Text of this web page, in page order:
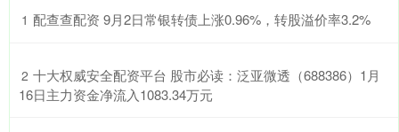
1 ​配查查配资 9月2日常银转债上涨0.96%，转股溢价率3.2%
2 ​十大权威安全配资平台 股市必读：泛亚微透（688386）1月
16日主力资金净流入1083.34万元